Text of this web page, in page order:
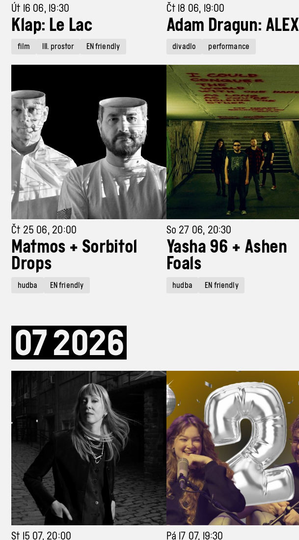
Út 16 06, 19:30
Klap: Le Lac
film III. prostor EN friendly
Čt 18 06, 19:00
Adam Dragun: ALEX
divadlo performance
Čt 25 06, 20:00
Matmos + Sorbitol
Drops
hudba EN friendly
So 27 06, 20:30
Yasha 96 + Ashen
Foals
hudba EN friendly
072026
St 15 07, 20:00 Pá 17 07, 19:30